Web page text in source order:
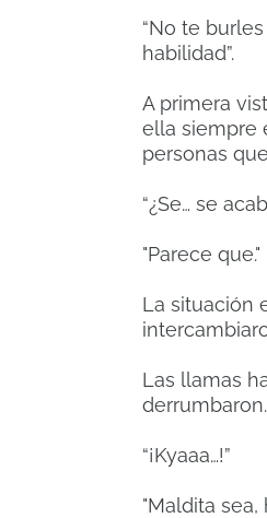
“No te
habilidad”.
A primera
ella siempre
personas
“¿Se… se
"Parece que."
La situación
Las llamas
“¡Kyaaa…!”
"Maldita sea,